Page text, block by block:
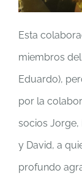
Esta
miembros
Eduardo),
por la
socios Jorge,
y David, a
profundo